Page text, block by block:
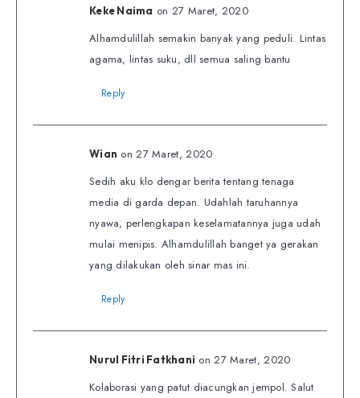
Keke Naima on 27 Maret, 2020
Alhamdulillah semakin banyak yang peduli. Lintas
agama, lintas suku, dll semua saling bantu
Reply
Wian on 27 Maret, 2020
Sedih aku klo dengar berita tentang tenaga
media di garda depan. Udahlah taruhannya
nyawa, perlengkapan keselamatannya juga udah
mulai menipis. Alhamdulillah banget ya gerakan
yang dilakukan oleh sinar mas ini.
Reply
Nurul Fitri Fatkhani on 27 Maret, 2020
Kolaborasi yang patut diacungkan jempol. Salut